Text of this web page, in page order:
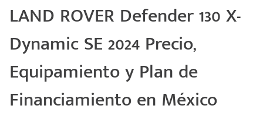
LAND ROVER Defender 130 X-
Dynamic SE 2024 Precio,
Equipamiento y Plan de
Financiamiento en México